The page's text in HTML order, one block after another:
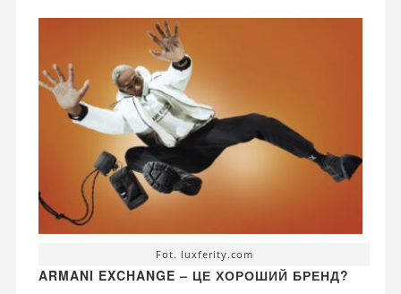
Fot. luxferity.com
ARMANI EXCHANGE – ЦЕ ХОРОШИЙ БРЕНД?